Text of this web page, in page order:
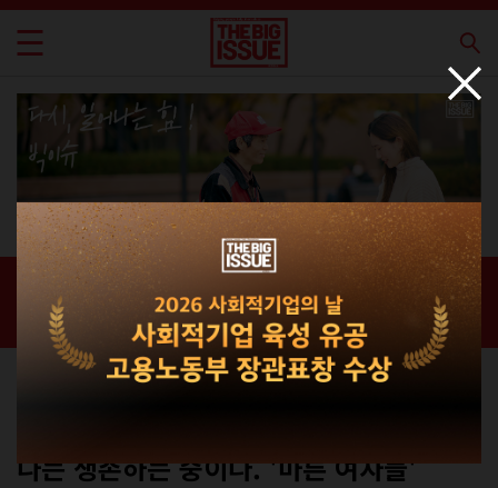
신간 · 과월호
홈 / 매거진 / 신간 · 과월호
나는 생존하는 중이다. '마른 여자들'